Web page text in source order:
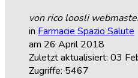
von rico loosli
in Farmacie Spazio Salute
am 26 April 2018
Zuletzt aktualisiert: 03
Zugriffe: 5467